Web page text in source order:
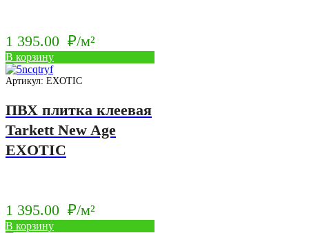
1 395.00 ₽/м²
В корзину
Артикул: EXOTIC
ПВХ плитка клеевая
Tarkett New Age
EXOTIC
1 395.00 ₽/м²
В корзину